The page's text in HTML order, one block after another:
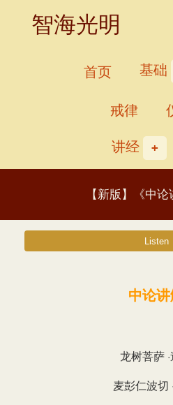
智海光明
首页 基础
戒律
讲经
【新版】《中
中论
龙树菩萨
麦彭仁波切